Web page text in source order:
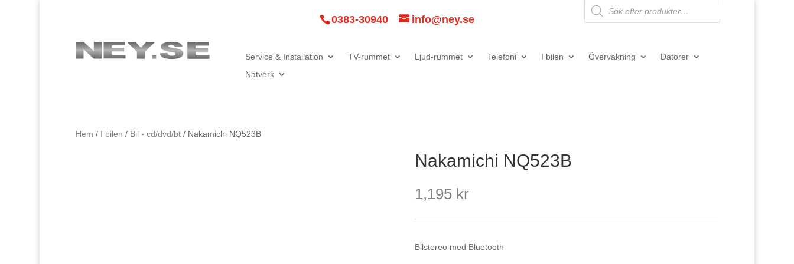
0383-30940 info@ney.se
search
Service & Installation TV-rummet Ljud-rummet Telefoni I bilen Övervakning
Datorer
Nätverk
Hem / I bilen / Bil - cd/dvd/bt/ Nakamichi NQ523B
Nakamichi NQ523B
1,195 kr
Bilstereo med Bluetooth